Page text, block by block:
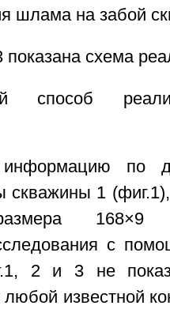
шлама на забой
схема
способ
по
скважины 1
с
2 и 3 не
известной